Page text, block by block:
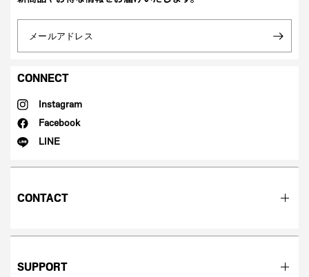
メールアドレス
CONNECT
Instagram
Facebook
LINE
CONTACT
SUPPORT